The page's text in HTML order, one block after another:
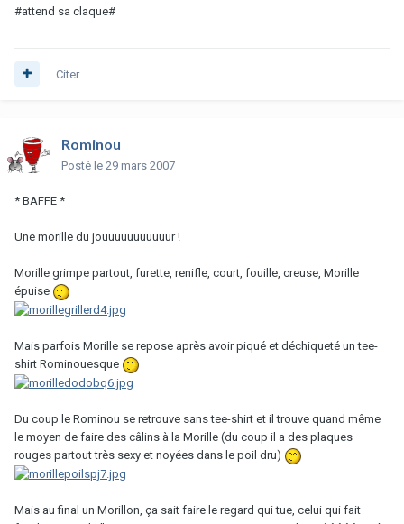
#attend sa claque#
Citer
Rominou
Posté le 29 mars 2007
* BAFFE *
Une morille du jouuuuuuuuuuur !
Morille grimpe partout, furette, renifle, court, fouille, creuse, Morille
épuise
Mais parfois Morille se repose après avoir piqué et déchiqueté un tee-
shirt Rominouesque
Du coup le Rominou se retrouve sans tee-shirt et il trouve quand même
le moyen de faire des câlins à la Morille (du coup il a des plaques
rouges partout très sexy et noyées dans le poil dru)
Mais au final un Morillon, ça sait faire le regard qui tue, celui qui fait